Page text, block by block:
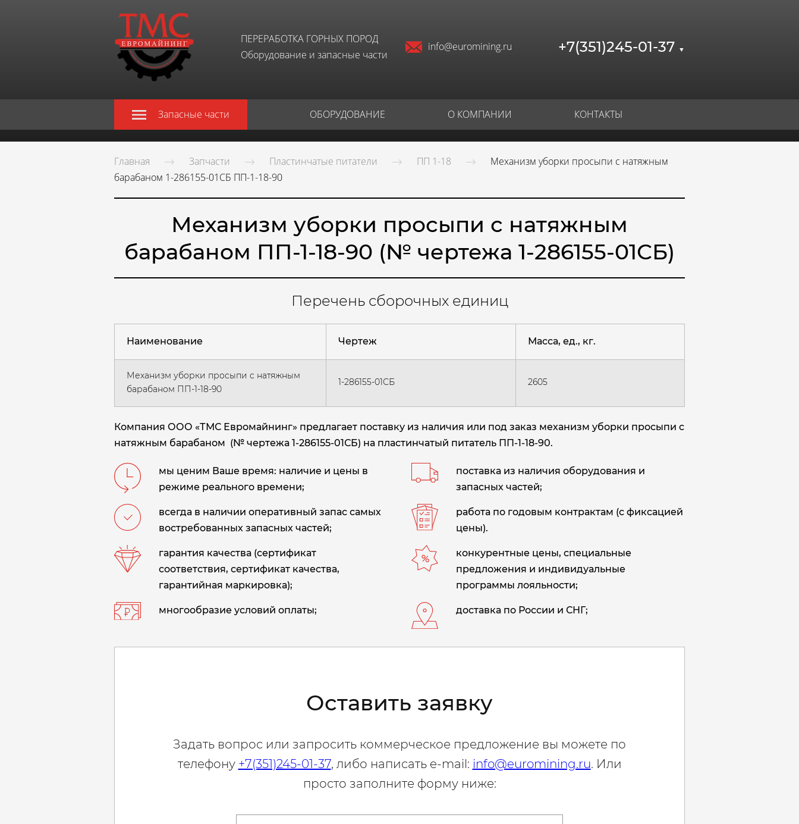
ПЕРЕРАБОТКА ГОРНЫХ ПОРОД
Оборудование и запасные части
info@euromining.ru +7(351)245-01-37 ▼
Запасные части ОБОРУДОВАНИЕ О КОМПАНИИ КОНТАКТЫ
Главная Запчасти Пластинчатые питатели ПП 1-18
Механизм уборки просыпи с натяжным
барабаном 1-286155-01СБ ПП-1-18-90
Механизм уборки просыпи с натяжным
барабаном ПП-1-18-90 (№ чертежа 1-286155-01СБ)
Перечень сборочных единиц
Наименование Чертеж Масса, ед., кг.
Механизм уборки просыпи с натяжным
барабаном ПП-1-18-90
1-286155-01СБ 2605
Компания ООО «ТМС Евромайнинг» предлагает поставку из наличия или под заказ механизм уборки просыпи с
натяжным барабаном (№ чертежа 1-286155-01СБ) на пластинчатый питатель ПП-1-18-90.
мы ценим Ваше время: наличие и цены в
режиме реального времени;
поставка из наличия оборудования и
запасных частей;
всегда в наличии оперативный запас самых
востребованных запасных частей;
работа по годовым контрактам (с фиксацией
цены).
гарантия качества (сертификат
соответствия, сертификат качества,
гарантийная маркировка);
конкурентные цены, специальные
предложения и индивидуальные
программы лояльности;
многообразие условий оплаты; доставка по России и СНГ;
Оставить заявку
Задать вопрос или запросить коммерческое предложение вы можете по
телефону +7(351)245-01-37, либо написать e-mail: info@euromining.ru. Или
просто заполните форму ниже: